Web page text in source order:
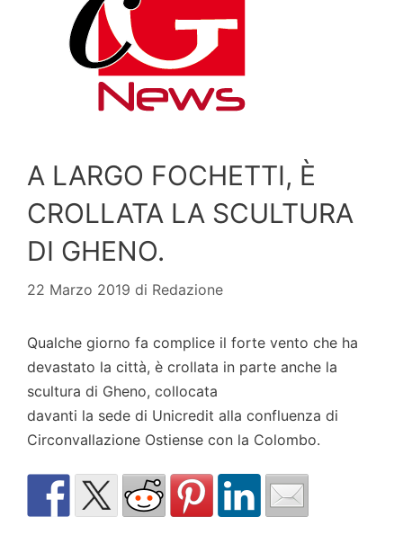
A LARGO FOCHETTI, È
CROLLATA LA SCULTURA
DI GHENO.
22 Marzo 2019 di Redazione
Qualche giorno fa complice il forte vento che ha
devastato la città, è crollata in parte anche la
scultura di Gheno, collocata
davanti la sede di Unicredit alla confluenza di
Circonvallazione Ostiense con la Colombo.